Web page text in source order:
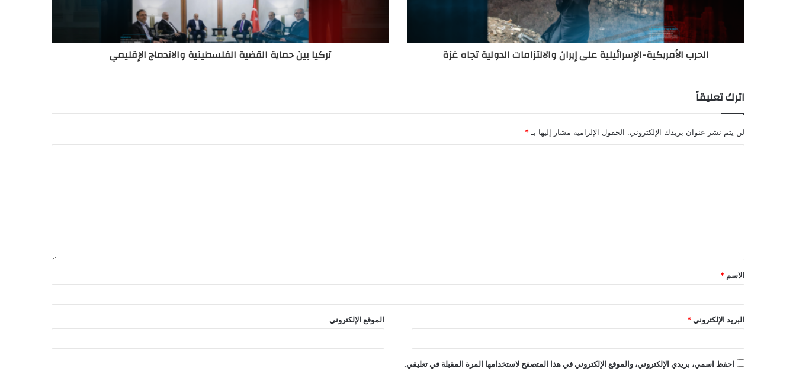
الحرب الأمريكية-الإسرائيلية على إيران والالتزامات الدولية تجاه غزة تركيا بين حماية القضية الفلسطينية والاندماج الإقليمي
اترك تعليقاً
لن يتم نشر عنوان بريدك الإلكتروني. الحقول الإلزامية مشار إليها بـ *
الاسم *
البريد الإلكتروني * الموقع الإلكتروني
احفظ اسمي، بريدي الإلكتروني، والموقع الإلكتروني في هذا المتصفح لاستخدامها المرة المقبلة في تعليقي.